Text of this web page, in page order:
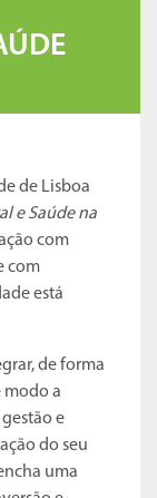
de Lisboa
e Saúde na
com
com
está
de forma
modo a
e
do seu
uma